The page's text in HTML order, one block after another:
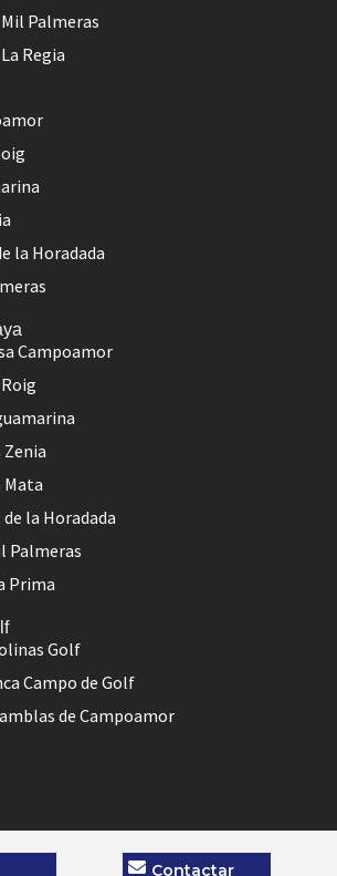
Contactar
Palmeras
Regia
la Horadada
Campoamor
la Horadada
Palmeras
Prima
Golf
Campo de Golf
de Campoamor